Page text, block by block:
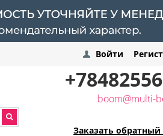
Войти
boom@multi-
Заказать